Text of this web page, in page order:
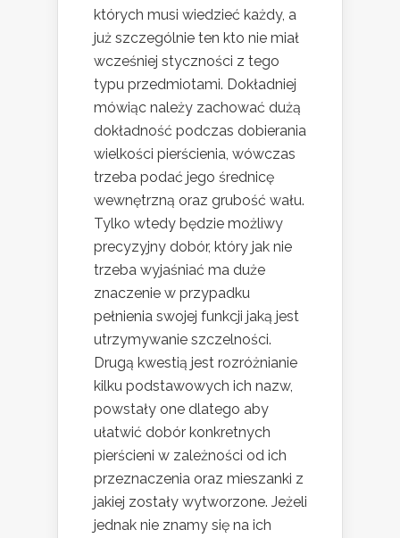
których musi wiedzieć każdy, a
już szczególnie ten kto nie miał
wcześniej styczności z tego
typu przedmiotami. Dokładniej
mówiąc należy zachować dużą
dokładność podczas dobierania
wielkości pierścienia, wówczas
trzeba podać jego średnicę
wewnętrzną oraz grubość wału.
Tylko wtedy będzie możliwy
precyzyjny dobór, który jak nie
trzeba wyjaśniać ma duże
znaczenie w przypadku
pełnienia swojej funkcji jaką jest
utrzymywanie szczelności.
Drugą kwestią jest rozróżnianie
kilku podstawowych ich nazw,
powstały one dlatego aby
ułatwić dobór konkretnych
pierścieni w zależności od ich
przeznaczenia oraz mieszanki z
jakiej zostały wytworzone. Jeżeli
jednak nie znamy się na ich